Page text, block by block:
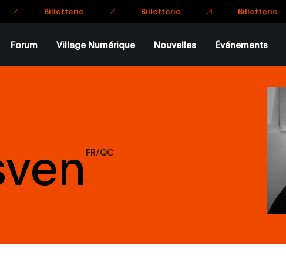
Billetterie Billetterie
Forum Village Numérique Nouvelles Événements
FR/QC